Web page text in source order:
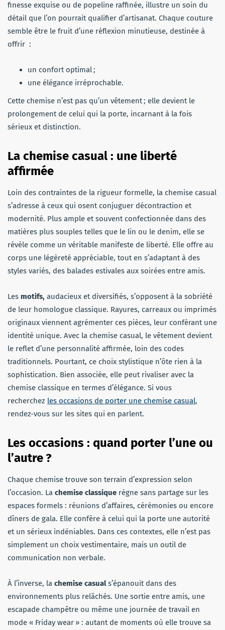
finesse exquise ou de popeline raffinée, illustre un soin du
détail que l’on pourrait qualifier d’artisanat. Chaque couture
semble être le fruit d’une réflexion minutieuse, destinée à
offrir :
un confort optimal ;
une élégance irréprochable.
Cette chemise n’est pas qu’un vêtement ; elle devient le
prolongement de celui qui la porte, incarnant à la fois
sérieux et distinction.
La chemise casual : une liberté
affirmée
Loin des contraintes de la rigueur formelle, la chemise casual
s’adresse à ceux qui osent conjuguer décontraction et
modernité. Plus ample et souvent confectionnée dans des
matières plus souples telles que le lin ou le denim, elle se
révèle comme un véritable manifeste de liberté. Elle offre au
corps une légèreté appréciable, tout en s’adaptant à des
styles variés, des balades estivales aux soirées entre amis.
Les motifs, audacieux et diversifiés, s’opposent à la sobriété
de leur homologue classique. Rayures, carreaux ou imprimés
originaux viennent agrémenter ces pièces, leur conférant une
identité unique. Avec la chemise casual, le vêtement devient
le reflet d’une personnalité affirmée, loin des codes
traditionnels. Pourtant, ce choix stylistique n’ôte rien à la
sophistication. Bien associée, elle peut rivaliser avec la
chemise classique en termes d’élégance. Si vous
recherchez les occasions de porter une chemise casual,
rendez-vous sur les sites qui en parlent.
Les occasions : quand porter l’une ou
l’autre?
Chaque chemise trouve son terrain d’expression selon
l’occasion. La chemise classique règne sans partage sur les
espaces formels : réunions d’affaires, cérémonies ou encore
dîners de gala. Elle confère à celui qui la porte une autorité
et un sérieux indéniables. Dans ces contextes, elle n’est pas
simplement un choix vestimentaire, mais un outil de
communication non verbale.
À l’inverse, la chemise casuals’épanouit dans des
environnements plus relâchés. Une sortie entre amis, une
escapade champêtre ou même une journée de travail en
mode « Friday wear » : autant de moments où elle trouve sa